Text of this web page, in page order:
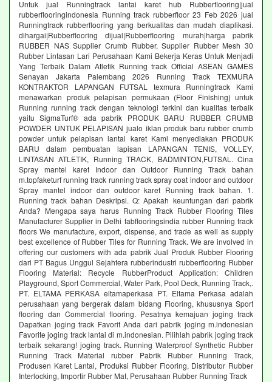
Untuk jual Runningtrack lantai karet hub Rubberflooring|jual
rubberflooringindonesia Running track rubberfloor 23 Feb 2026 jual
Runningtrack rubberflooring yang berkualitas dan mudah diaplikasi.
dihargai|Rubberflooring dijual|Rubberflooring murah|harga pabrik
RUBBER NAS Supplier Crumb Rubber, Supplier Rubber Mesh 30
Rubber Lintasan Lari Perusahaan Kami Bekerja Keras Untuk Menjadi
Yang Terbaik Dalam Atletik Running track Official ASEAN GAMES
Senayan Jakarta Palembang 2026 Running Track TEXMURA
KONTRAKTOR LAPANGAN FUTSAL texmura Runningtrack Kami
menawarkan produk pelapisan permukaan (Floor Finishing) untuk
Running running track dengan teknologi terkini dan kualitas terbaik
yaitu SigmaTurf® ada pabrik PRODUK BARU RUBBER CRUMB
POWDER UNTUK PELAPISAN jualo iklan produk baru rubber crumb
powder untuk pelapisan lantai karet Kami menyediakan PRODUK
BARU dalam pembuatan lapisan LAPANGAN TENIS, VOLLEY,
LINTASAN ATLETIK, Running TRACK, BADMINTON,FUTSAL. Cina
Spray mantel karet Indoor dan Outdoor Running Track bahan
m.topfaketurf running track running track spray coat indoor and outdoor
Spray mantel indoor dan outdoor karet Running track bahan. 1.
Running track bahan Deskripsi. Q: Apakah keuntungan dari pabrik
Anda? Mengapa saya harus Running Track Rubber Flooring Tiles
Manufacturer Supplier in Delhi fabflooringsindia rubber Running track
floors We manufacture, export, dispense, and trade as well as supply
best excellence of Rubber Tiles for Running Track. We are involved in
offering our customers with ada pabrik Jual Produk Rubber Flooring
dari PT Bagus Unggul Sejahtera rubberindustri rubberflooring Rubber
Flooring Material: Recycle RubberProduct Application: Children
Playground, Sport Commercial, Water Park, Pool Deck, Running Track,.
PT. ELTAMA PERKASA eltamaperkasa PT. Eltama Perkasa adalah
perusahaan yang bergerak dalam bidang Flooring, khususnya Sport
flooring dan Commercial flooring. Pesatnya kemajuan joging track
Dapatkan joging track Favorit Anda dari pabrik joging m.indonesian
Favorite joging track lantai di m.indonesian. Pilihlah pabrik joging track
terbaik sekarang! joging track. Running Waterproof Synthetic Rubber
Running Track Material rubber Pabrik Rubber Running Track,
Produsen Karet Lantai, Produksi Rubber Flooring, Distributor Rubber
Interlocking, Importir Rubber Mat, Perusahaan Rubber Running Track